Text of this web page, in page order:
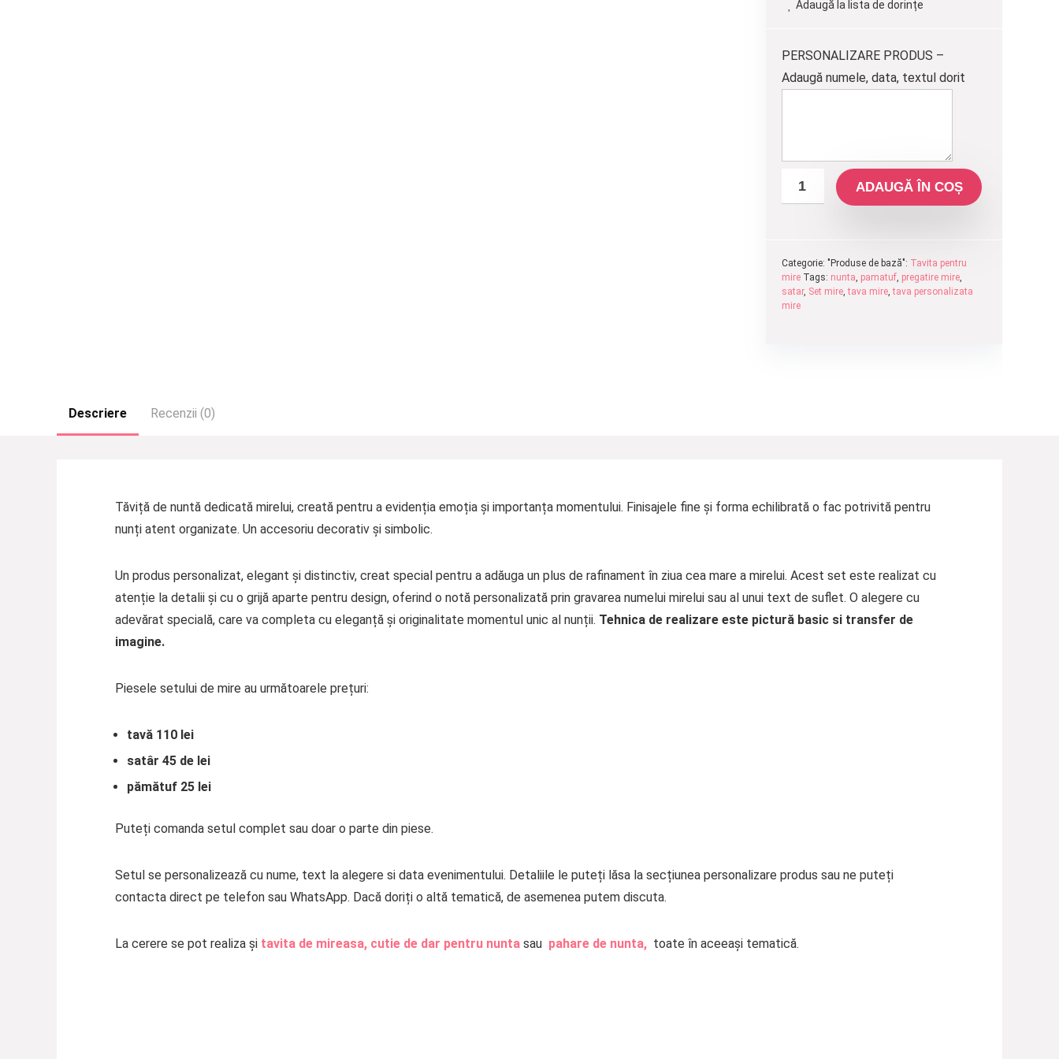
fost:
180.00 lei.
Adaugă la lista de dorințe
PERSONALIZARE PRODUS –
Adaugă numele, data, textul dorit
ADAUGĂ ÎN COȘ
Categorie: "Produse de bază": Tavita pentru
mire Tags: nunta, pamatuf, pregatire mire,
satar, Set mire,tava mire,tava personalizata
mire
Descriere Recenzii (0)
Tăviță de nuntă dedicată mirelui, creată pentru a evidenția emoția și importanța momentului. Finisajele fine și forma echilibrată o fac potrivită pentru
nunți atent organizate. Un accesoriu decorativ și simbolic.
Un produs personalizat, elegant și distinctiv, creat special pentru a adăuga un plus de rafinament în ziua cea mare a mirelui. Acest set este realizat cu
atenție la detalii și cu o grijă aparte pentru design, oferind o notă personalizată prin gravarea numelui mirelui sau al unui text de suflet. O alegere cu
adevărat specială, care va completa cu eleganță și originalitate momentul unic al nunții. Tehnica de realizare este picturăbasic si transfer de
imagine.
Piesele setului de mire au următoarele prețuri:
tavă 110 lei
satâr 45 de lei
pămătuf 25 lei
Puteți comanda setul complet sau doar o parte din piese.
Setul se personalizează cu nume, text la alegere si data evenimentului. Detaliile le puteți lăsa la secțiunea personalizare produs sau ne puteți
contacta direct pe telefon sau WhatsApp. Dacă doriți o altă tematică, de asemenea putem discuta.
La cerere se pot realiza și tavita de mireasa, cutie de dar pentru nuntasau pahare de nunta, toate în aceeași tematică.